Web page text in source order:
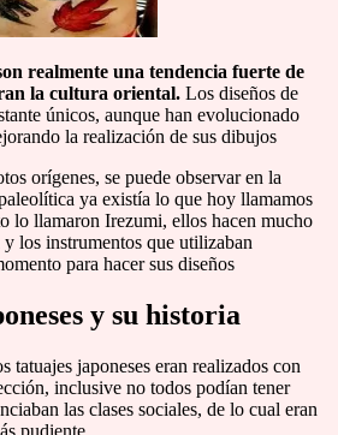
realmente una tendencia fuerte de
la cultura oriental. Los diseños de
únicos, aunque han evolucionado
la realización de sus dibujos
orígenes, se puede observar en la
ya existía lo que hoy llamamos
lo llamaron Irezumi, ellos hacen mucho
los instrumentos que utilizaban
para hacer sus diseños
y su historia
tatuajes japoneses eran realizados con
inclusive no todos podían tener
las clases sociales, de lo cual eran